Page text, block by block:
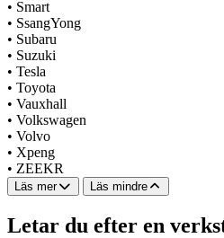
• Smart
• SsangYong
• Subaru
• Suzuki
• Tesla
• Toyota
• Vauxhall
• Volkswagen
• Volvo
• Xpeng
• ZEEKR
Läs mer Läs mindre
Letar du efter en